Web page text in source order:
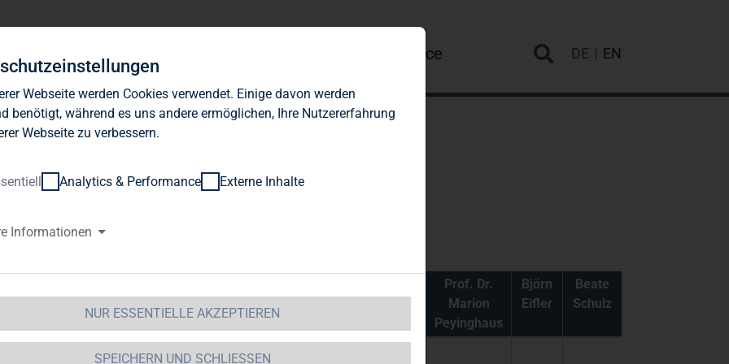
Investor Relations Service DE EN
Prof. Dr.
Marion
Peyinghaus
Björn
Eifler
Beate
Schulz
Angaben
Webseite werden Cookies verwendet. Einige davon werden
benötigt, während es uns andere ermöglichen, Ihre Nutzererfahrung
Webseite zu verbessern.
Analytics & Performance Externe Inhalte
Informationen
NUR ESSENTIELLE AKZEPTIEREN
SPEICHERN UND SCHLIESSEN